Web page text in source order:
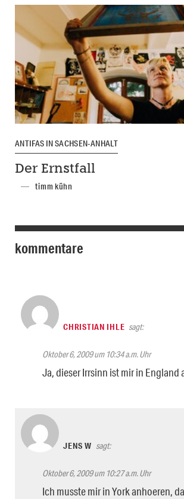
ANTIFAS IN SACHSEN-ANHALT
Der Ernstfall
timm kühn
kommentare
CHRISTIAN IHLE sagt:
Oktober 6, 2009 um 10:34 a.m. Uhr
Ja, dieser Irrsinn ist mir in England
JENS W sagt:
Oktober 6, 2009 um 10:27 a.m. Uhr
Ich musste mir in York anhoeren,